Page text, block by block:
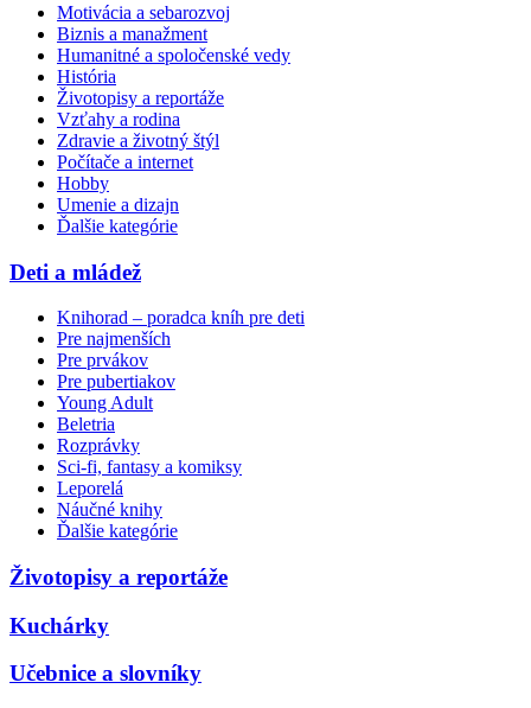
Motivácia a sebarozvoj
Biznis a manažment
Humanitné a spoločenské vedy
História
Životopisy a reportáže
Vzťahy a rodina
Zdravie a životný štýl
Počítače a internet
Hobby
Umenie a dizajn
Ďalšie kategórie
Deti a mládež
Knihorad – poradca kníh pre deti
Pre najmenších
Pre prvákov
Pre pubertiakov
Young Adult
Beletria
Rozprávky
Sci-fi, fantasy a komiksy
Leporelá
Náučné knihy
Ďalšie kategórie
Životopisy a reportáže
Kuchárky
Učebnice a slovníky